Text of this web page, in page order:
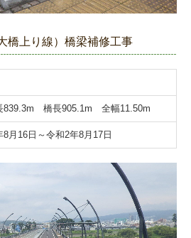
橋上り線）橋梁補修工事
839.3m 橋長905.1m 全幅11.50m
8月16日～令和2年8月17日